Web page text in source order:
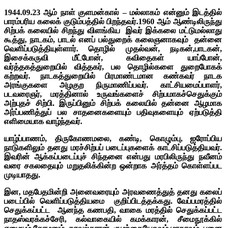
1944.09.23 ஆம் நாள் குளமன்கால் – மல்லாகம் என்னும் இடத்தில்
பாரம்பரிய கலைக் குடும்பத்தில் பிறந்தவர்.1960 ஆம் ஆண்டிலிருந்து
சிற்பக் கலையில் சிறந்து விளங்கிய இவர் இக்கலை மட்டுமல்லாது
கூத்து, நாடகம், பாடல் எனப் பல்துறைக் கலைஞனாகவும் தன்னை
வெளிப்படுத்தியுள்ளார். தொழில் முதல்வன், நடிகன்,பாடகன்,
இசைக்கருவி மீட்போன், கவிதைகள் யாப்போன்,
வர்த்தகத்துறையில் வித்தகர், பல தொழில்களை துறைபோகக்
கற்றவர். நாடகத்துறையில் பிரமாண்டமான கண்கவர் நாடக
அரங்குகளை அழகுற நிருமாணிப்பவர். காட்சியமைப்பாளர்,
படவரைஞர், மரத்தினால் உருவங்களைச் சிற்பமாகச்செதுக்கும்
அற்புதச் சிற்பி. இருப்பினும் சிற்பக் கலையில் தன்னை ஆழமாக
அர்ப்பணித்துப் பல சாதனைகளையும் பதிவுகளையும் ஏற்படுத்தி
எளிமையாக வாழ்ந்தவர்.
யாழ்ப்பாணம், திருகோணமலை, கண்டி, கொழும்பு, ஐரோப்பிய
நாடுகளிலும் தனது மரச்சிற்பப் படைப்புகளைக் காட்சிப்படுத்தியவர்.
இவரின் ஆக்கப்படைப்புச் சிந்தனை என்பது மரபிலிருந்து நவீனம்
வரை சகலதையும் மறுதலிக்கின்ற ஒன்றாக அர்த்தம் கொள்ளப்பட
முடியாதது.
இன, மதபேதமின்றி அனைவரையும் அரவணைத்துத் தனது கலைப்
படைப்பில் வெளிப்படுத்தியமை குறிப்பிடத்தக்கது. வேப்பமரத்தில்
செதுக்கப்பட்ட ஆனந்த கணபதி, வாகை மரத்தில் செதுக்கப்பட்ட
நாதஸ்வரக்கச்சேரி, கல்வாகையில் கமக்காரன், சீமைநூக்கில்